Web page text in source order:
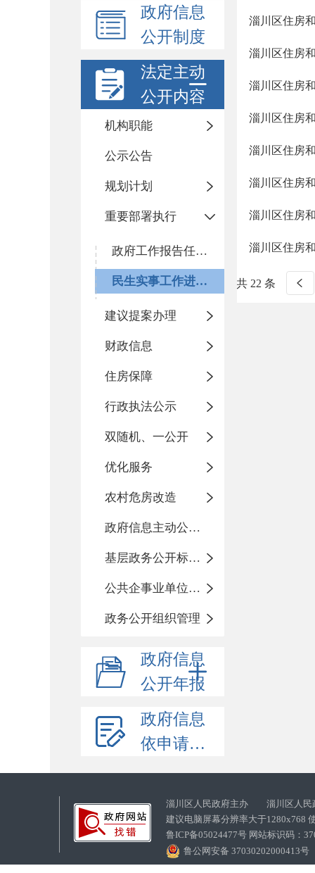
政府信息
公开制度
法定主动
公开内容
机构职能
公示公告
规划计划
重要部署执行
政府工作报告任务执行情况
民生实事工作进展情况
建议提案办理
财政信息
住房保障
行政执法公示
双随机、一公开
优化服务
农村危房改造
政府信息主动公开基本目录
基层政务公开标准化目录
公共企事业单位信息公开
政务公开组织管理
政府信息
公开年报
政府信息
依申请公开
淄川区住房
淄川区住房
淄川区住房
淄川区住房
淄川区住房
淄川区住房
淄川区住房
淄川区住房
共 22 条
淄川区人民政府主办 淄川区人民
建议电脑屏幕分辨率大于1280x768
鲁ICP备05024477号 网站标识码：
鲁公网安备 37030202000413号